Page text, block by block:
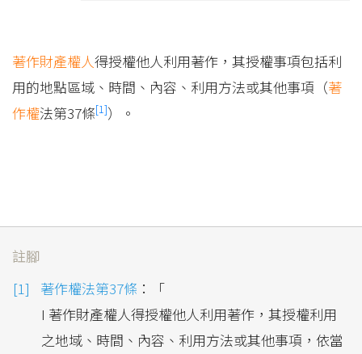
著作財產權人得授權他人利用著作，其授權事項包括利
用的地點區域、時間、內容、利用方法或其他事項（著
作權法第37條[1]）。
註腳
著作權法第37條 ：「
I 著作財產權人得授權他人利用著作，其授權利用
之地域、時間、內容、利用方法或其他事項，依當